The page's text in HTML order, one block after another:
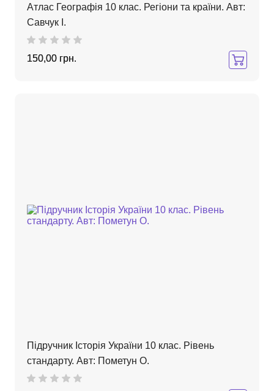
Атлас Географія 10 клас. Регіони та країни. Авт:
Савчук І.
150,00 грн.
Підручник Історія України 10 клас. Рівень
стандарту. Авт: Пометун О.